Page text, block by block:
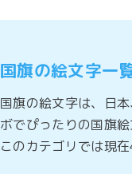
国旗の絵文字一
国旗の絵文字は、日
ボでぴったりの国旗
このカテゴリでは現